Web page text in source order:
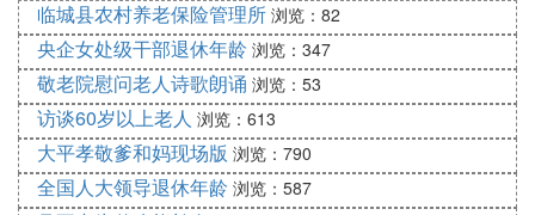
上高跟鞋，这个夏天想要穿出时髦优雅感，就选它
了。
5. 印花雪纺裙
印花裙一直都是50岁女人的心头好，因为好看的印花
裙不仅时髦大气，更重要穿搭时尚，算是百搭的产品
了。V领设计+腰带收腰的效果，这条裙子非常显
瘦，太适合50岁妈妈们穿了。
临城县农村养老保险管理所 浏览：82
央企女处级干部退休年龄 浏览：347
敬老院慰问老人诗歌朗诵 浏览：53
访谈60岁以上老人 浏览：613
大平孝敬爹和妈现场版 浏览：790
全国人大领导退休年龄 浏览：587